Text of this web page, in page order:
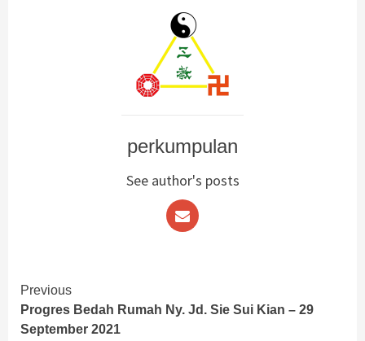
perkumpulan
See author's posts
Continue
Reading
Previous
Progres Bedah Rumah Ny. Jd. Sie Sui Kian – 29
September 2021